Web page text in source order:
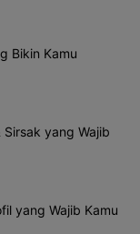
Bikin Kamu
yang Wajib
yang Wajib Kamu